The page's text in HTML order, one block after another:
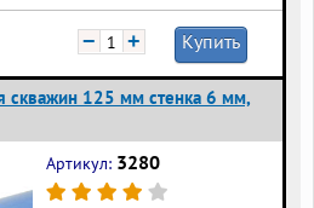
− + Купить
скважин 125 мм стенка 6 мм,
Артикул: 3280